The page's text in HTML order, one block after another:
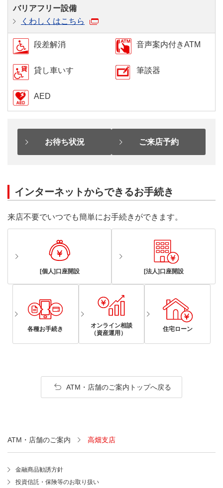
バリアフリー設備
くわしくはこちら
段差解消 音声案内付きATM
貸し車いす 筆談器
AED
お待ち状況 ご来店予約
インターネットからできるお手続き
来店不要でいつでも簡単にお手続きができます。
[個人]口座開設 [法人]口座開設
各種お手続き
オンライン相談
（資産運用）
住宅ローン
ATM・店舗のご案内トップへ戻る
ATM・店舗のご案内 高畑支店
金融商品勧誘方針
投資信託・保険等のお取り扱い